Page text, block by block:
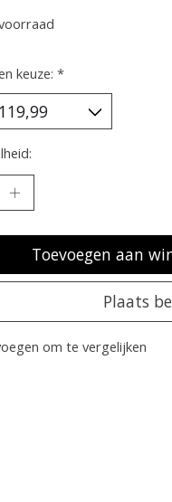
keuze: *
Toevoegen aan
Plaats
om te vergelijken